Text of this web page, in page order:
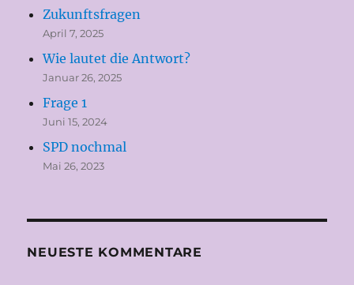
Zukunftsfragen
April 7, 2025
Wie lautet die Antwort?
Januar 26, 2025
Frage 1
Juni 15, 2024
SPD nochmal
Mai 26, 2023
NEUESTE KOMMENTARE